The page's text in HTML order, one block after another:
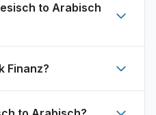
to Arabisch
Finanz?